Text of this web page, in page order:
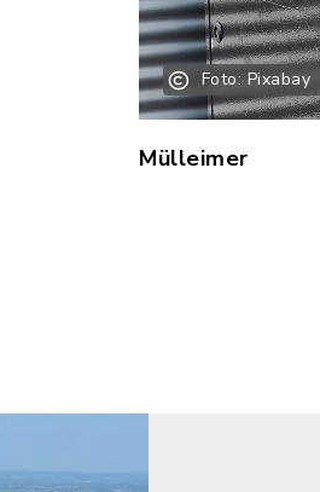
Foto: Pixabay
Mülleimer